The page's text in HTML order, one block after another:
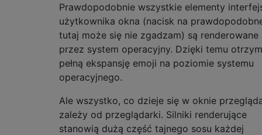
Prawdopodobnie wszystkie elementy
użytkownika okna (nacisk na
tutaj może się nie zgadzam) są renderowane
przez system operacyjny. Dzięki temu
pełną ekspansję emoji na poziomie systemu
operacyjnego.
Ale wszystko, co dzieje się w oknie
zależy od przeglądarki. Silniki renderujące
stanowią dużą część tajnego sosu każdej